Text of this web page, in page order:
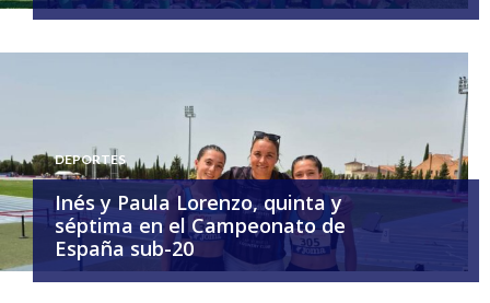
DEPORTES
Inés y Paula Lorenzo, quinta y
séptima en el Campeonato de
España sub-20